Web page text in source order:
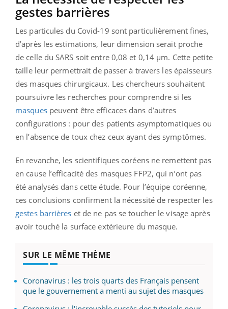
gestes barrières
Les particules du Covid-19 sont particulièrement fines,
d’après les estimations, leur dimension serait proche
de celle du SARS soit entre 0,08 et 0,14 μm. Cette petite
taille leur permettrait de passer à travers les épaisseurs
des masques chirurgicaux. Les chercheurs souhaitent
poursuivre les recherches pour comprendre si les
masquespeuvent être efficaces dans d’autres
configurations : pour des patients asymptomatiques ou
en l’absence de toux chez ceux ayant des symptômes.
En revanche, les scientifiques coréens ne remettent pas
en cause l’efficacité des masques FFP2, qui n’ont pas
été analysés dans cette étude. Pour l’équipe coréenne,
ces conclusions confirment la nécessité de respecter les
gestes barrières et de ne pas se toucher le visage après
avoir touché la surface extérieure du masque.
SUR LE MÊME THÈME
Coronavirus : les trois quarts des Français pensent
que le gouvernement a menti au sujet des masques